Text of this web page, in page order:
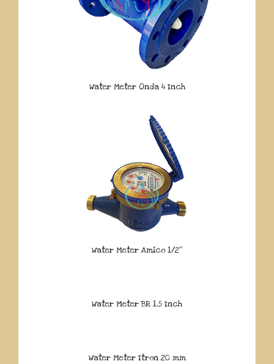
Water Meter Onda 4 Inch
Water Meter Amico 1/2″
Water Meter BR 1.5 Inch
Water Meter Itron 20 mm